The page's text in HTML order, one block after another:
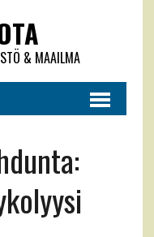
& MAAILMA